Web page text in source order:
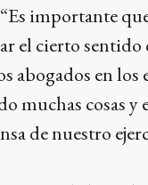
importante
el cierto sentido
abogados en los
muchas cosas y
de nuestro